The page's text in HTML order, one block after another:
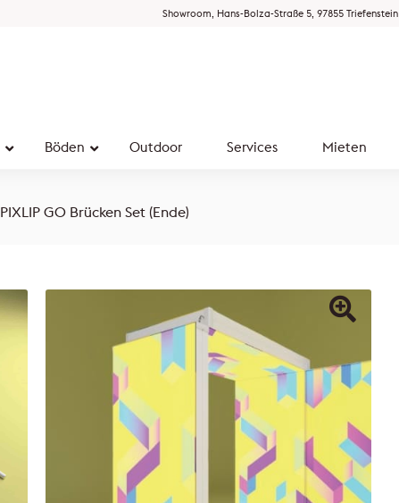
Showroom, Hans-Bolza-Straße 5, 97855 Triefenstein
Böden Outdoor Services Mieten
PIXLIP GO Brücken Set (Ende)